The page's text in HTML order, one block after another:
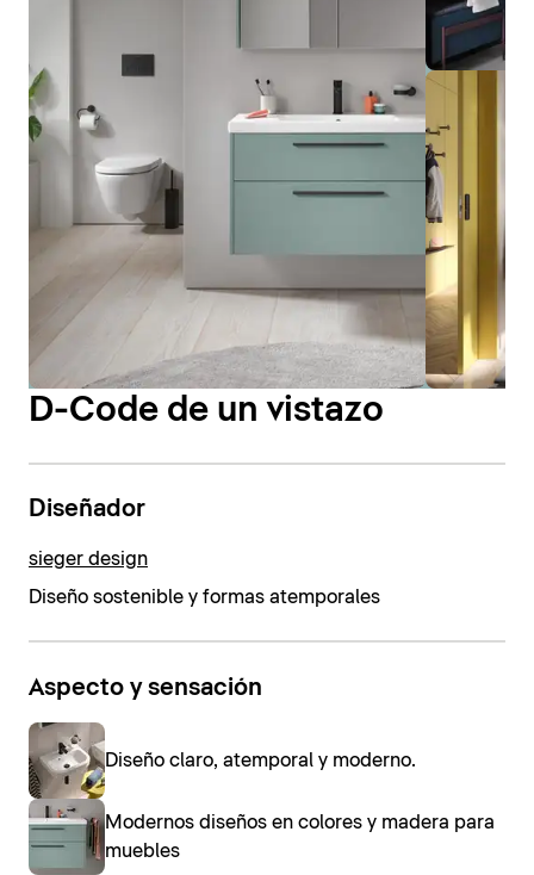
D-Code de un vistazo
Diseñador
sieger design
Diseño sostenible y formas atemporales
Aspecto y sensación
Diseño claro, atemporal y moderno.
Modernos diseños en colores y madera para
muebles